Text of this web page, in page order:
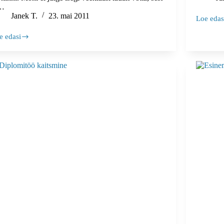
Janek T.
23. mai 2011
edasi
Loe
7